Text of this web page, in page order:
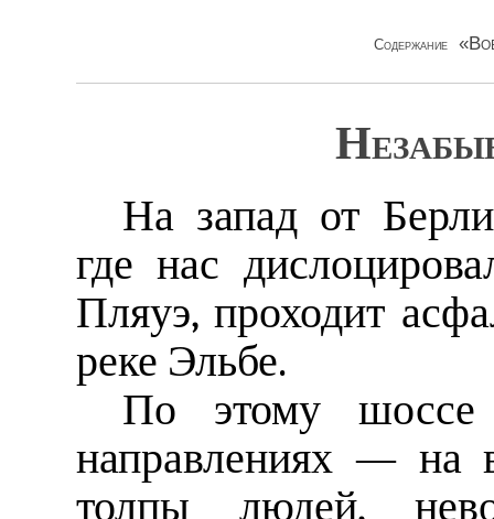
Содержание
На запад от
где нас
Пляуэ, проходит
реке Эльбе.
По этому
направлениях —
толпы людей,